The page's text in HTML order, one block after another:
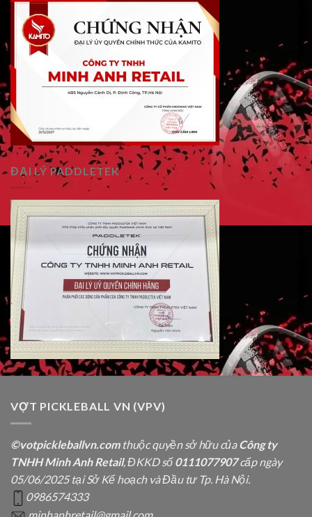
ĐẠI LÝ PADDLETEK
VỢT PICKLEBALL VN (VPV)
©votpickleballvn.comthuộc quyền sở hữu củaCông ty
TNHH Minh Anh Retail, ĐKKD số0111077907cấp ngày
05/06/2025 tại Sở Kế hoạch và Đầu tư Tp. Hà Nội.
0986574333
minhanhretail@gmail.com